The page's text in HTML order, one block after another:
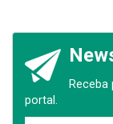
portal.